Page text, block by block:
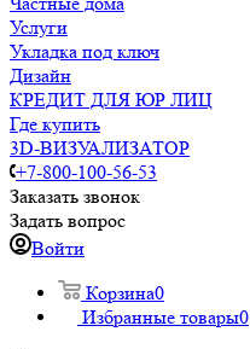
Услуги
Укладка под ключ
Дизайн
КРЕДИТ ДЛЯ ЮР ЛИЦ
Где купить
3D-ВИЗУАЛИЗАТОР
+7-800-100-56-53
Заказать звонок
Задать вопрос
Войти
Корзина0
Избранные товары0